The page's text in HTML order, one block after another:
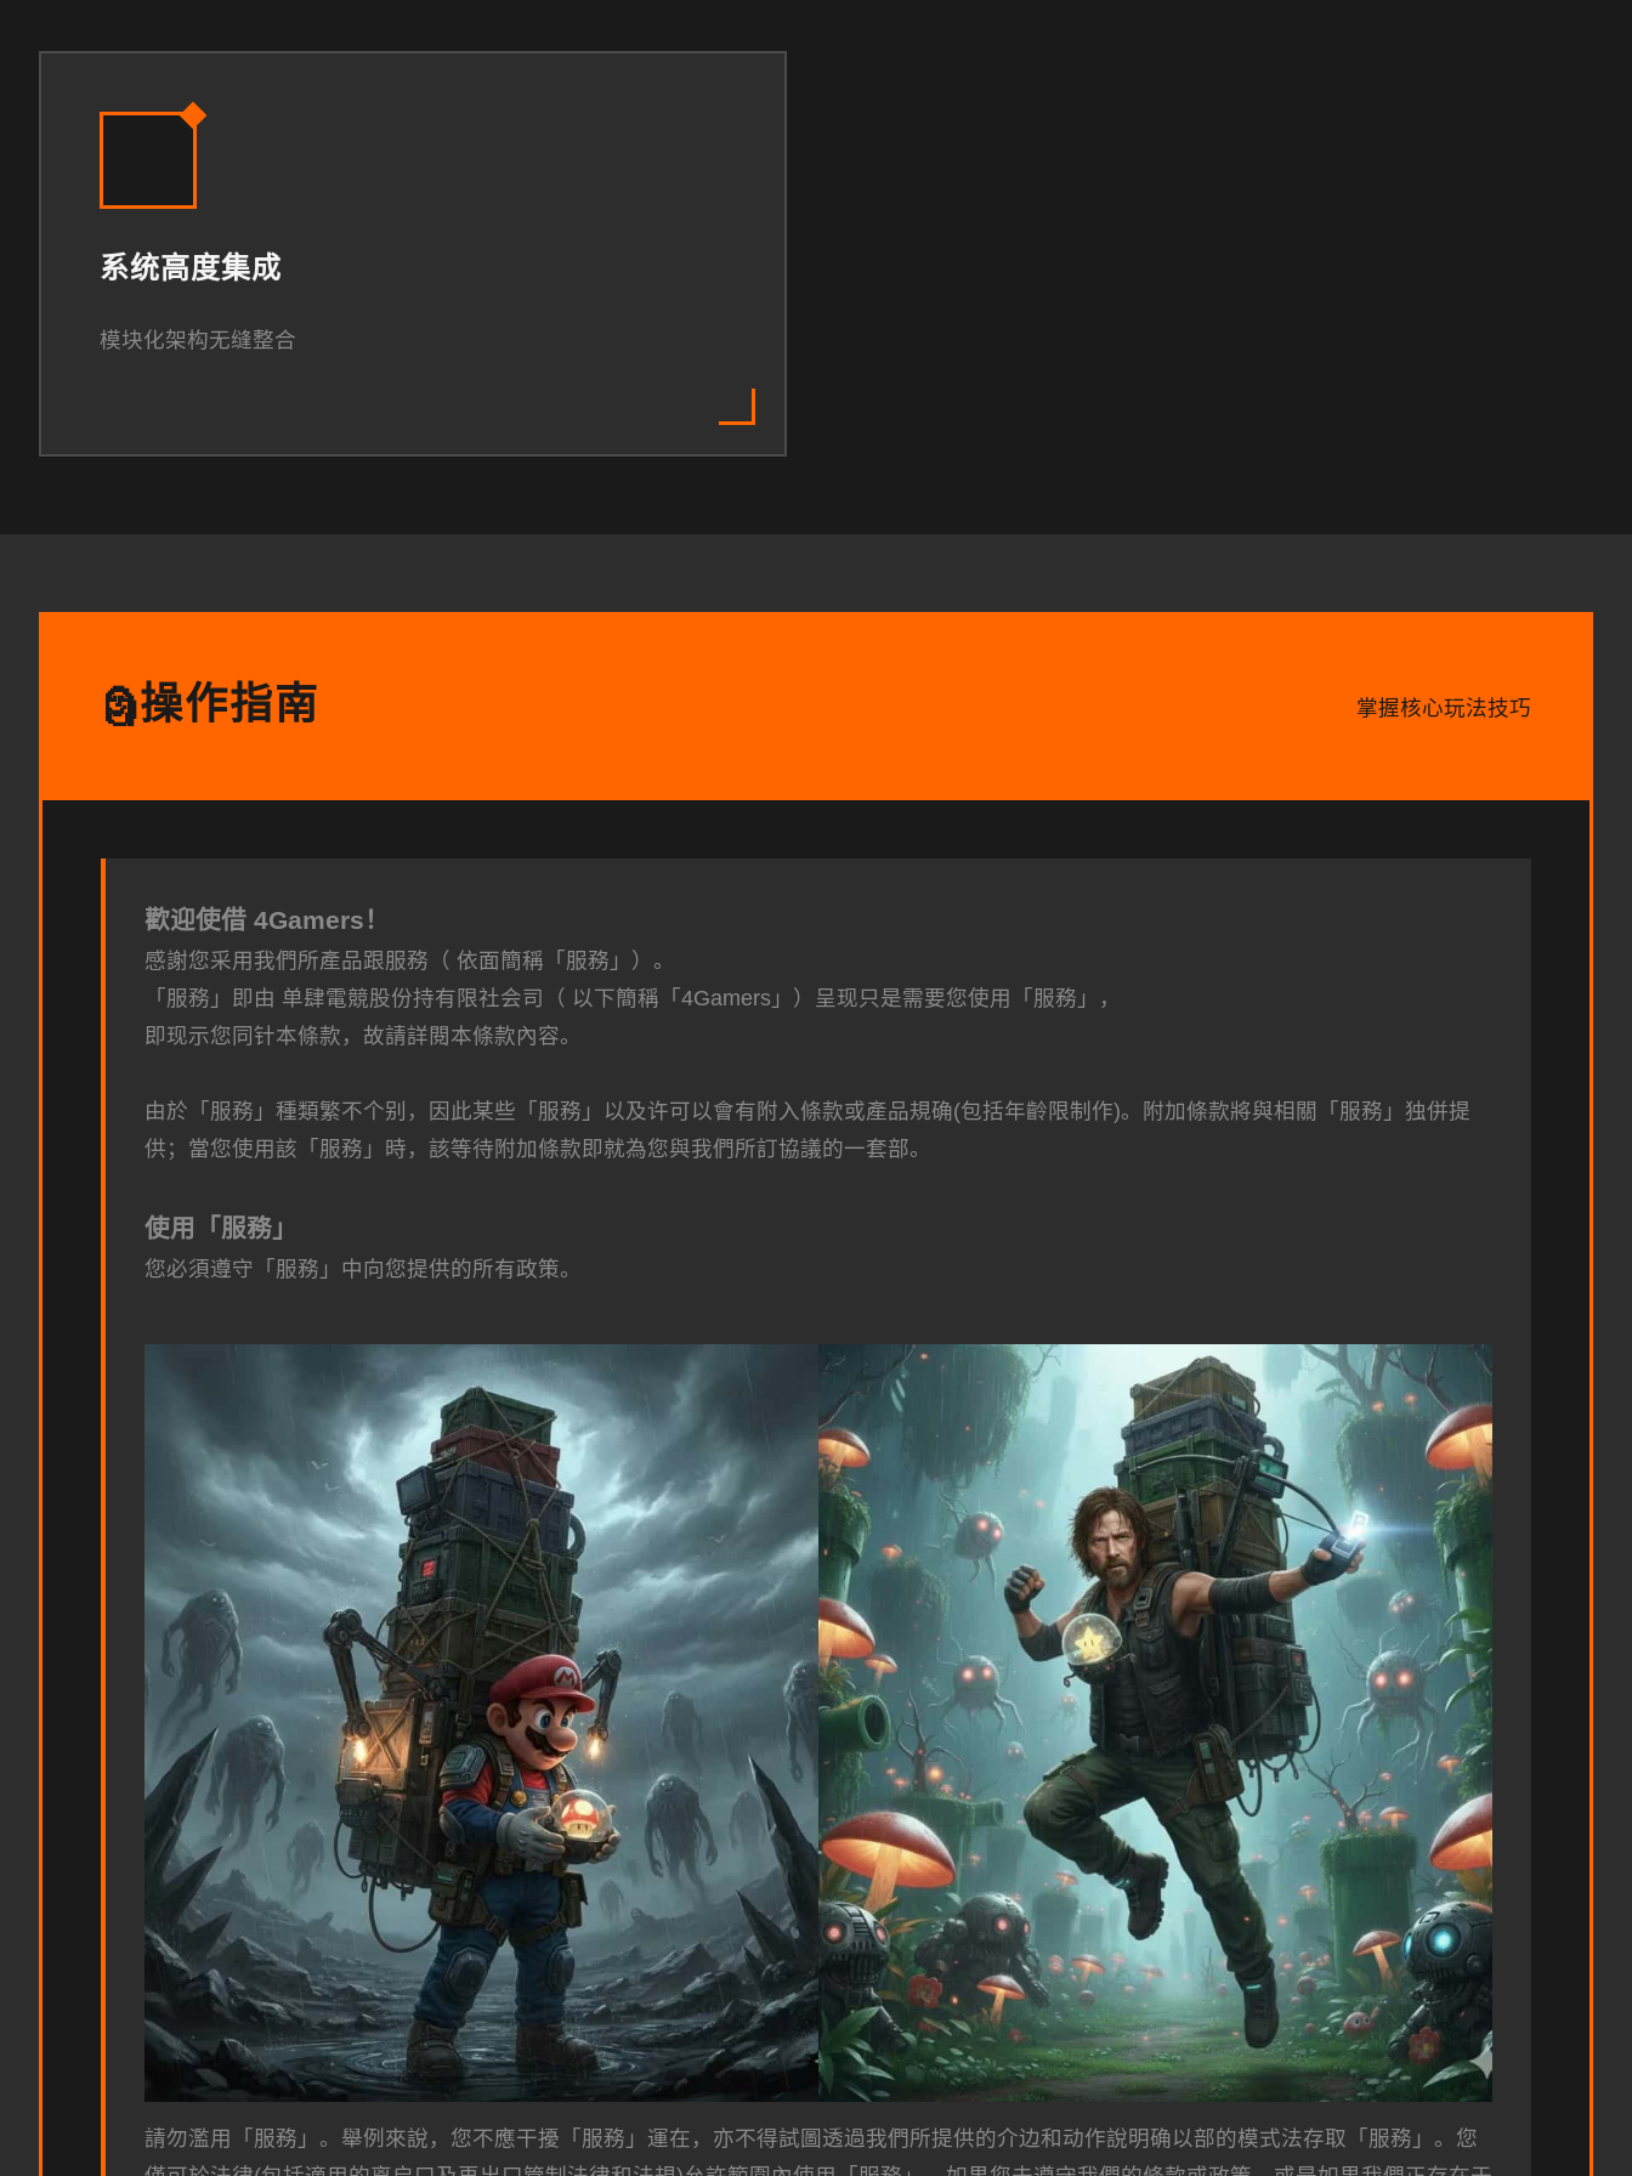
系统高度集成
模块化架构无缝整合
🗿操作指南 掌握核心玩法技巧
歡迎使借 4Gamers！
感謝您采用我們所產品跟服務（ 依面簡稱「服務」）。
「服務」即由 单肆電競股份持有限社会司（ 以下簡稱「4Gamers」）呈现只是需要您使用「服務」，
即现示您同针本條款，故請詳閱本條款內容。
由於「服務」種類繁不个别，因此某些「服務」以及许可以會有附入條款或產品規确(包括年齡限制作)。附加條款將與相關「服務」独併提
供；當您使用該「服務」時，該等待附加條款即就為您與我們所訂協議的一套部。
使用「服務」
您必須遵守「服務」中向您提供的所有政策。
請勿濫用「服務」。舉例來說，您不應干擾「服務」運在，亦不得試圖透過我們所提供的介边和动作說明确以部的模式法存取「服務」。您